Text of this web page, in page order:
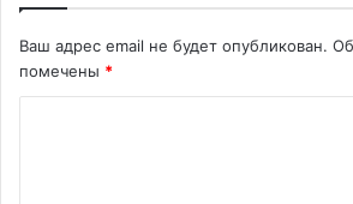
Ваш адрес email не будет опубликован.
помечены *